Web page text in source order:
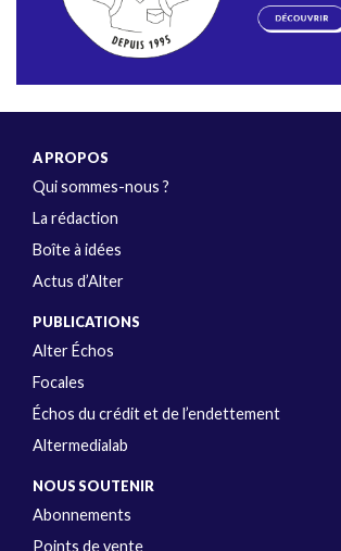
A PROPOS
Qui sommes-nous ?
La rédaction
Boîte à idées
Actus d’Alter
PUBLICATIONS
Alter Échos
Focales
Échos du crédit et de l’endettement
Altermedialab
NOUS SOUTENIR
Abonnements
Points de vente